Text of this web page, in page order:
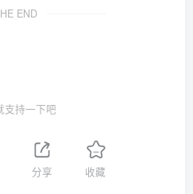
END
支持一下吧
分享 收藏